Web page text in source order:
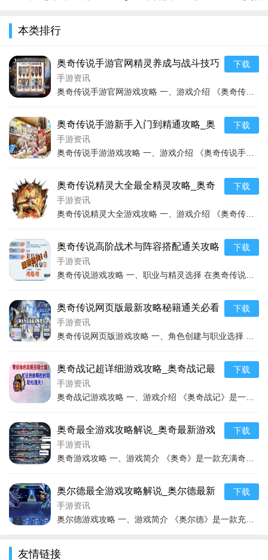
奥比岛包含了众多各具特色的区域，玩家可以使用探索功能
在探索过程中，可能会遇到各种有趣的事件，例如帮助岛上
的居民解决问题、发现隐藏的宝藏等，完成这些事件可以获得相
3. 任务与活动
游戏中有丰富的主线任务和日常任务。主线任务引导玩家深
值和资源。
定期还会有各种精彩的活动，如节日活动、主题竞赛等。参
交流，增加游戏的趣味性。
4. 社交互动
可以组建或加入家族，与家族成员共同完成家族任务、参加家族
聚会等，增强玩家之间的凝聚力和互动性。
三、游戏技巧
1. 合理规划时间
奥比岛中有许多活动都有时间限制，
合理安排自己的时间，确保能够及时参与，避免错过获得奖励的
机会。
2. 任务优先级
最新游戏技巧通关
本类排行
奥奇传说手游官网精灵养成与战斗技巧
全解_奥奇传说最新玩法攻略
手游资讯
下载
奥奇传说手游新手入门到精通攻略_奥
奇传说手游高效玩法技巧
手游资讯
下载
奥奇传说精灵大全最全精灵攻略_奥奇
传说精灵大全最新培养技巧
手游资讯
下载
奥奇传说高阶战术与阵容搭配通关攻略
_奥奇传说最新打法和技巧总结
手游资讯
下载
奥奇传说网页版最新攻略秘籍通关必看
手游资讯
下载
奥奇战记超详细游戏攻略_奥奇战记最
新技巧轻松通关
手游资讯
下载
奥奇最全游戏攻略解说_奥奇最新游戏
技巧通关
手游资讯
下载
奥尔德最全游戏攻略解说_奥尔德最新
游戏技巧通关
手游资讯
下载
友情链接